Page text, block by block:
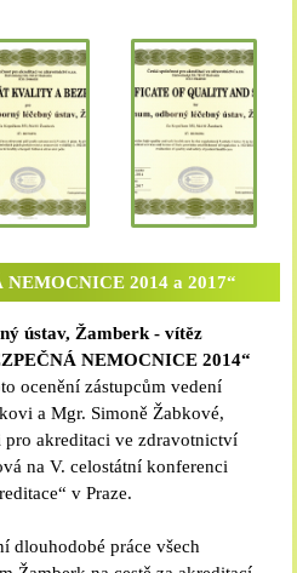
2014 a 2017“
ústav, Žamberk - vítěz
NEMOCNICE 2014“
ocenění zástupcům vedení
a Mgr. Simoně Žabkové,
pro akreditaci ve zdravotnictví
na V. celostátní konferenci
v Praze.
dlouhodobé práce všech